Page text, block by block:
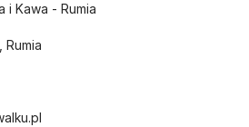
i Kawa - Rumia
Rumia